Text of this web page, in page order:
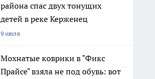
района спас двух тонущих
детей в реке Керженец
9 июля
Мохнатые коврики в "Фикс
Прайсе" взяла не под обувь: вот